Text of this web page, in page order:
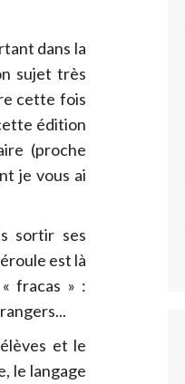
dans la
sujet très
cette fois
édition
(proche
je vous ai
sortir ses
est là
fracas » :
et le
le langage